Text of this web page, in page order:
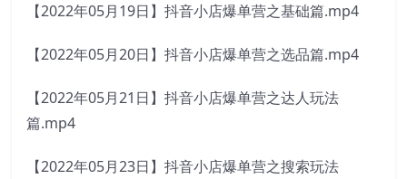
【2022年05月19日】抖音小店爆单营之基础篇.mp4
【2022年05月20日】抖音小店爆单营之选品篇.mp4
【2022年05月21日】抖音小店爆单营之达人玩法
篇.mp4
【2022年05月23日】抖音小店爆单营之搜索玩法